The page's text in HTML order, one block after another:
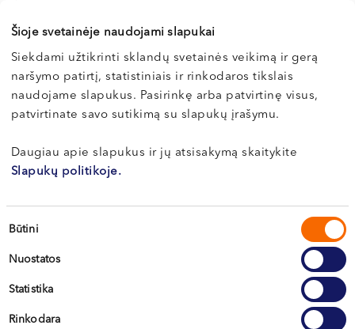
Šioje svetainėje naudojami slapukai
Siekdami užtikrinti sklandų svetainės veikimą ir gerą
naršymo patirtį, statistiniais ir rinkodaros tikslais
naudojame slapukus. Pasirinkę arba patvirtinę visus,
patvirtinate savo sutikimą su slapukų įrašymu.
Daugiau apie slapukus ir jų atsisakymą skaitykite
Slapukų politikoje.
Sutikimo
Būtini
Nuostatos
Statistika
Rinkodara
Вильнюс, ул. S. Žukausko 19
Э-регистрация О докторе
Вильнюс
Каунас